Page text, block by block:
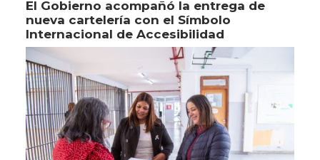
El Gobierno acompañó la entrega de
nueva cartelería con el Símbolo
Internacional de Accesibilidad